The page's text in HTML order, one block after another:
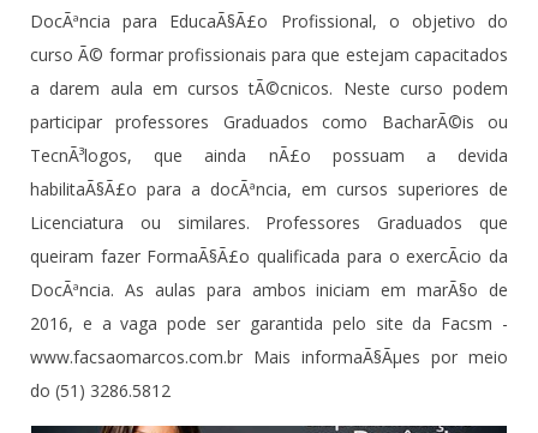
DocÃªncia para EducaÃ§Ã£o Profissional, o objetivo do
curso Ã© formar profissionais para que estejam capacitados
a darem aula em cursos tÃ©cnicos. Neste curso podem
participar professores Graduados como BacharÃ©is ou
TecnÃ³logos, que ainda nÃ£o possuam a devida
habilitaÃ§Ã£o para a docÃªncia, em cursos superiores de
Licenciatura ou similares. Professores Graduados que
queiram fazer FormaÃ§Ã£o qualificada para o exercÃ­cio da
DocÃªncia. As aulas para ambos iniciam em marÃ§o de
2016, e a vaga pode ser garantida pelo site da Facsm -
www.facsaomarcos.com.br Mais informaÃ§Ãµes por meio
do (51) 3286.5812